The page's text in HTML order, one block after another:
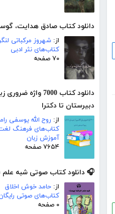
دانلود کتاب صادق هدایت،
از: شهروز مرکباتی
کتاب‌های نثر ادبی
۷۰ صفحه
دانلود کتاب 7000
دبیرستان تا دکترا
از: روح الله یوسفی
کتاب‌های فرهنگ لغت
آموزش زبان
۷۶۵۴ صفحه
🎧 دانلود کتاب صوتی شبه
از: حامد خوش اخلاق
کتاب‌های صوتی
۰ صفحه